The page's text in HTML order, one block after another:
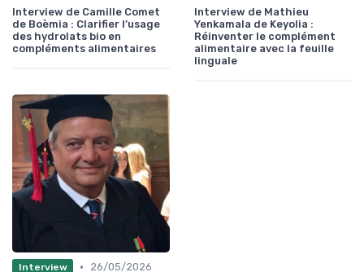
Interview de Camille Comet
de Boèmia : Clarifier l’usage
des hydrolats bio en
compléments alimentaires
Interview de Mathieu
Yenkamala de Keyolia :
Réinventer le complément
alimentaire avec la feuille
linguale
Interview •
26/05/2026